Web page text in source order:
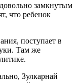
замкнутым
что ребенок
поступает в
Там же
Зулкарнай